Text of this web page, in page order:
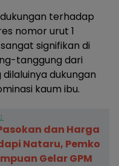
terhadap
nomor urut 1
signifikan di
tanggung dari
dukungan
kaum ibu.
dan Harga
Nataru, Pemko
Gelar GPM